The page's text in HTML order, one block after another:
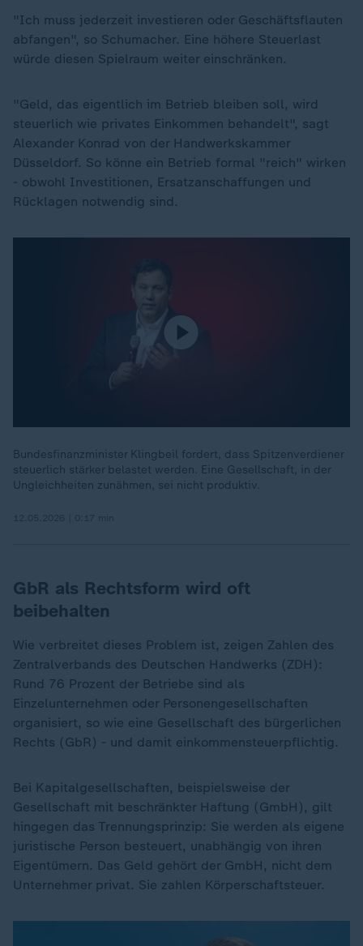
"Ich muss jederzeit investieren oder Geschäftsflauten
abfangen", so Schumacher. Eine höhere Steuerlast
würde diesen Spielraum weiter einschränken.
"Geld, das eigentlich im Betrieb bleiben soll, wird
steuerlich wie privates Einkommen behandelt", sagt
Alexander Konrad von der Handwerkskammer
Düsseldorf. So könne ein Betrieb formal "reich" wirken
- obwohl Investitionen, Ersatzanschaffungen und
Rücklagen notwendig sind.
Bundesfinanzminister Klingbeil fordert, dass Spitzenverdiener
steuerlich stärker belastet werden. Eine Gesellschaft, in der
Ungleichheiten zunähmen, sei nicht produktiv.
GbR als Rechtsform wird oft
beibehalten
Wie verbreitet dieses Problem ist, zeigen Zahlen des
Zentralverbands des Deutschen Handwerks (ZDH):
Rund 76 Prozent der Betriebe sind als
Einzelunternehmen oder Personengesellschaften
organisiert, so wie eine Gesellschaft des bürgerlichen
Rechts (GbR) - und damit einkommensteuerpflichtig.
Bei Kapitalgesellschaften, beispielsweise der
Gesellschaft mit beschränkter Haftung (GmbH), gilt
hingegen das Trennungsprinzip: Sie werden als eigene
juristische Person besteuert, unabhängig von ihren
Eigentümern. Das Geld gehört der GmbH, nicht dem
Unternehmer privat. Sie zahlen Körperschaftsteuer.